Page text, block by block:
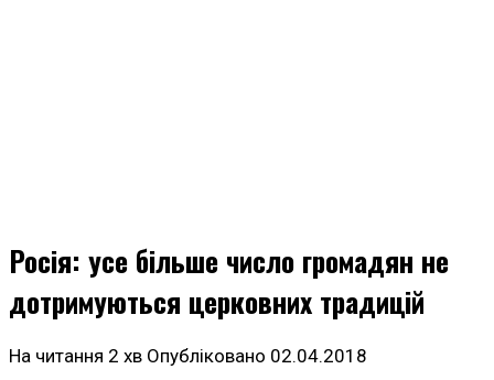
Росія: усе більше число громадян не
дотримуються церковних традицій
На читання 2 хв Опубліковано 02.04.2018